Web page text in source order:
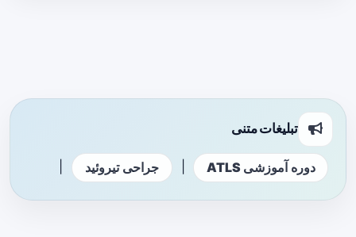
تبلیغات متنی
دوره آموزشی ATLS جراحی تیروئید